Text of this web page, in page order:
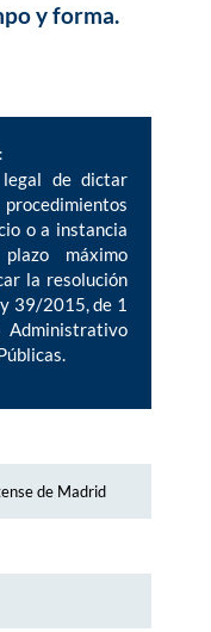
y forma.
de dictar
o a instancia
máximo
la resolución
39/2015, de 1
Administrativo
de Madrid